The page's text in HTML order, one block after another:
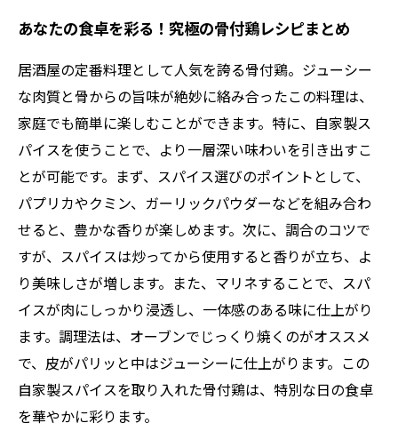
あなたの食卓を彩る！究極の骨付鶏レシピまとめ
居酒屋の定番料理として人気を誇る骨付鶏。ジューシー
な肉質と骨からの旨味が絶妙に絡み合ったこの料理は、
家庭でも簡単に楽しむことができます。特に、自家製ス
パイスを使うことで、より一層深い味わいを引き出すこ
とが可能です。まず、スパイス選びのポイントとして、
パプリカやクミン、ガーリックパウダーなどを組み合わ
せると、豊かな香りが楽しめます。次に、調合のコツで
すが、スパイスは炒ってから使用すると香りが立ち、よ
り美味しさが増します。また、マリネすることで、スパ
イスが肉にしっかり浸透し、一体感のある味に仕上がり
ます。調理法は、オーブンでじっくり焼くのがオススメ
で、皮がパリッと中はジューシーに仕上がります。この
自家製スパイスを取り入れた骨付鶏は、特別な日の食卓
を華やかに彩ります。